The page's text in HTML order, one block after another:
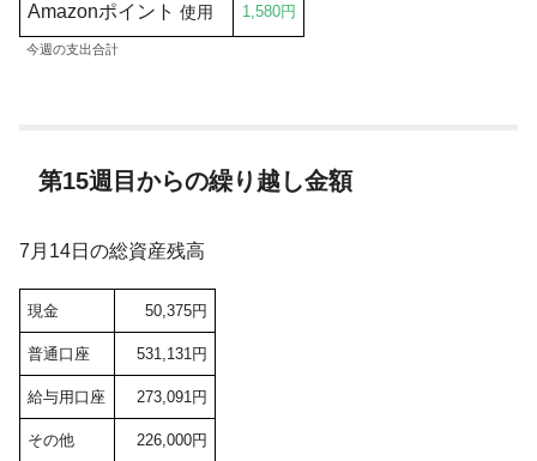
Amazonポイント 使用 1,580円
今週の支出合計
第15週目からの繰り越し金額
7月14日の総資産残高
現金 50,375円
普通口座 531,131円
給与用口座 273,091円
その他 226,000円